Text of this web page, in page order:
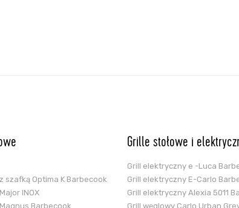
szafką Optima K Barbecook
INOX
Barbecook
Grille stołowe i
Grill elektryczny e -Luca
Grill elektryczny E-Carlo
Grill elektryczny Alexia 5011
Grill węglowy Carlo Urban